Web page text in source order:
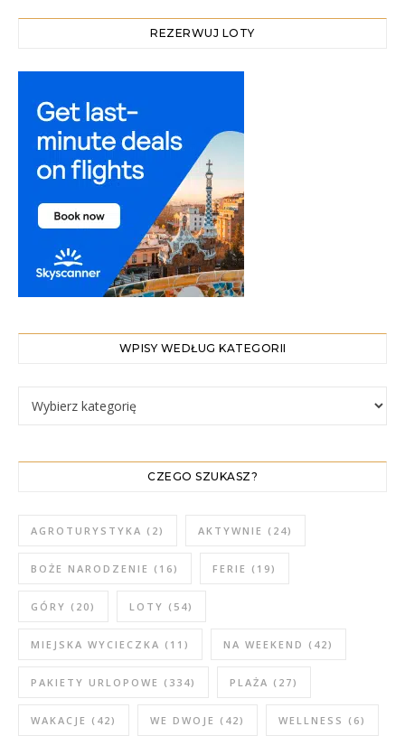
REZERWUJ LOTY
WPISY WEDŁUG KATEGORII
CZEGO SZUKASZ?
AGROTURYSTYKA (2) AKTYWNIE (24)
BOŻE NARODZENIE (16) FERIE (19)
GÓRY (20) LOTY (54)
MIEJSKA WYCIECZKA (11) NA WEEKEND (42)
PAKIETY URLOPOWE (334) PLAŻA (27)
WAKACJE (42) WE DWOJE (42) WELLNESS (6)